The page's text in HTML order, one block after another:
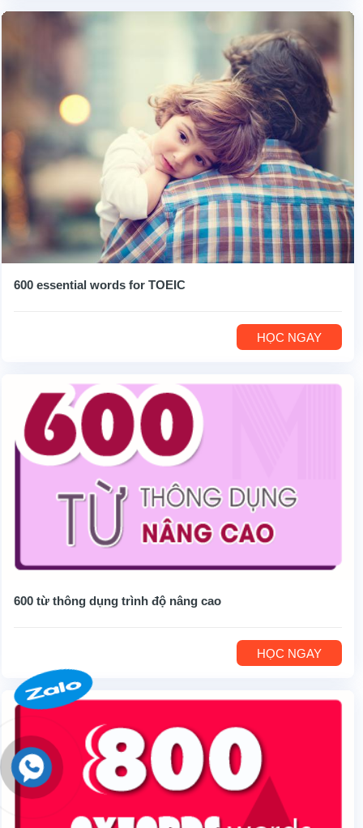
600 essential words for TOEIC
HỌC NGAY
600 từ thông dụng trình độ nâng cao
HỌC NGAY